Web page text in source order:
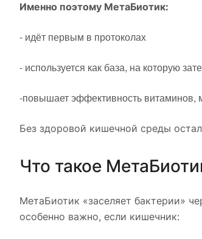
Именно поэтому МетаБиотик:
- идёт первым в протоколах
- используется как база, на которую
-повышает эффективность витаминов,
Без здоровой кишечной среды
Что такое
МетаБиотик «заселяет бактерии»
особенно важно, если кишечник: